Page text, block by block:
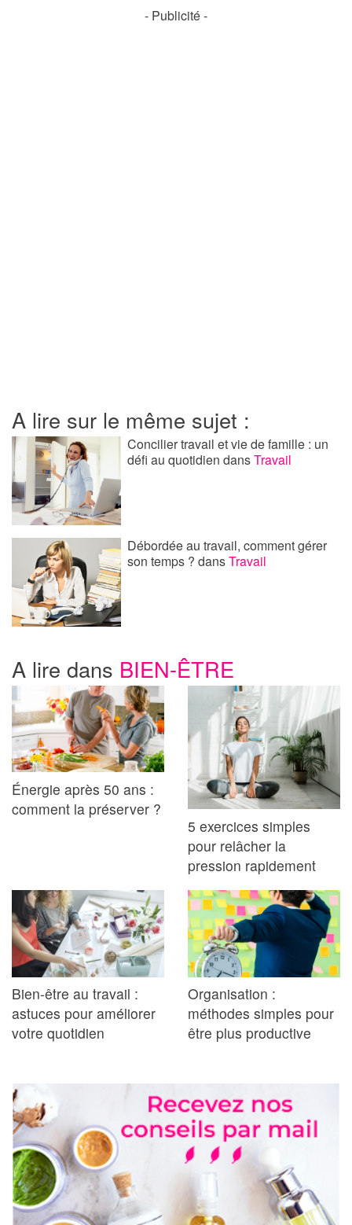
- Publicité -
A lire sur le même sujet :
Concilier travail et vie de famille : un
défi au quotidiendansTravail
Débordée au travail, comment gérer
son temps ?dansTravail
A lire dans BIEN-ÊTRE
Énergie après 50 ans :
comment la préserver ?
5 exercices simples
pour relâcher la
pression rapidement
Bien-être au travail :
astuces pour améliorer
votre quotidien
Organisation :
méthodes simples pour
être plus productive